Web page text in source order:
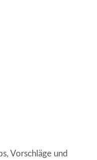
Vorschläge und